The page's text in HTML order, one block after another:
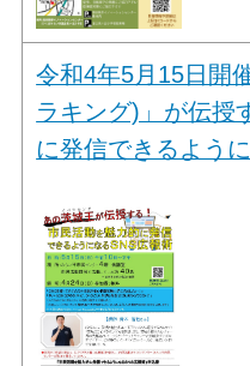
令和4年5月15日開
ラキング)」が伝授
に発信できるよう